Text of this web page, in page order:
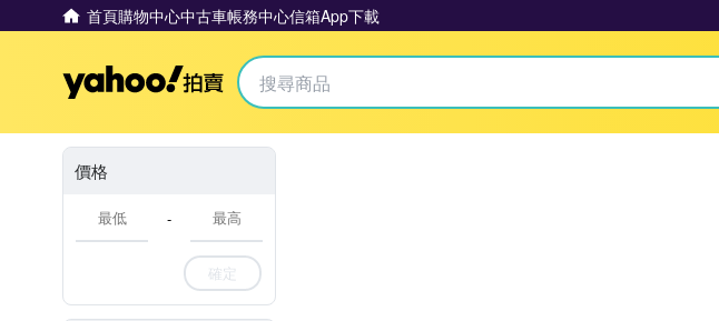
首頁購物中心中古車帳務中心信箱App下載
Yahoo拍賣
價格
-
確定